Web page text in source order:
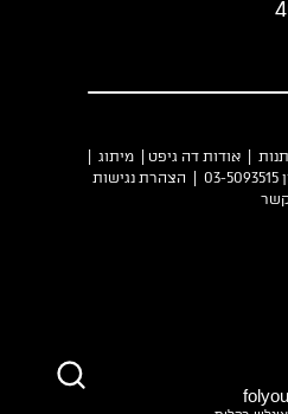
| אודות דה גיפט מיתוג
|
הצהרת נגישות
folyou